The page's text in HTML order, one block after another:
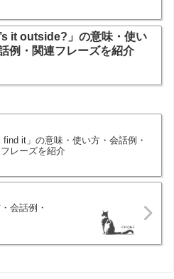
it outside?」の意味・使い
例・関連フレーズを紹介
find it」の意味・使い方・会話例・
レーズを紹介
会話例・